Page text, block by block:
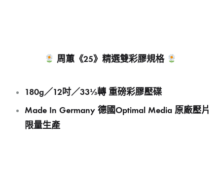
周蕙《25》精選雙彩膠規格
180g／12吋／33⅓轉 重磅彩膠壓碟
Made In Germany 德國Optimal Media 原廠壓片
限量生產